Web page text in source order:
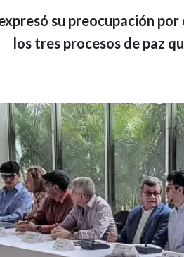
su preocupación
los tres procesos de paz